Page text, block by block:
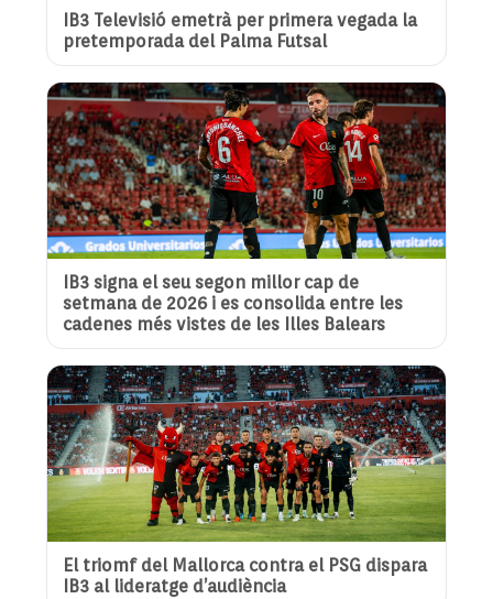
IB3 Televisió emetrà per primera vegada la
pretemporada del Palma Futsal
IB3 signa el seu segon millor cap de
setmana de 2026 i es consolida entre les
cadenes més vistes de les Illes Balears
El triomf del Mallorca contra el PSG dispara
IB3 al lideratge d’audiència